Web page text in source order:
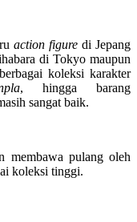
action figure di Jepang
di Tokyo maupun
koleksi karakter
, hingga barang
sangat baik.
pulang oleh
koleksi tinggi.